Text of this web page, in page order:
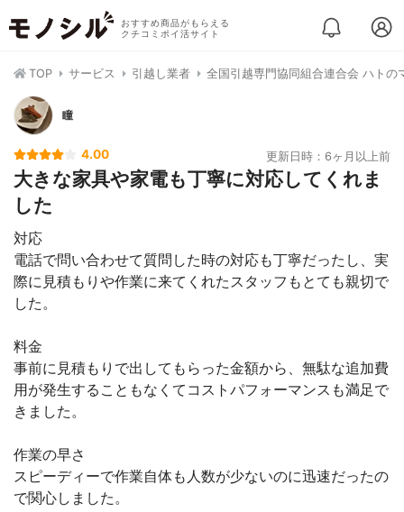
おすすめ商品がもらえる
クチコミポイ活サイト
TOP サービス 引越し業者 全国引越専門協同組合連合会 ハトの
瞳
4.00 更新日時：6ヶ月以上前
大きな家具や家電も丁寧に対応してくれま
した
対応
電話で問い合わせて質問した時の対応も丁寧だったし、実
際に見積もりや作業に来てくれたスタッフもとても親切で
した。
料金
事前に見積もりで出してもらった金額から、無駄な追加費
用が発生することもなくてコストパフォーマンスも満足で
きました。
作業の早さ
スピーディーで作業自体も人数が少ないのに迅速だったの
で関心しました。